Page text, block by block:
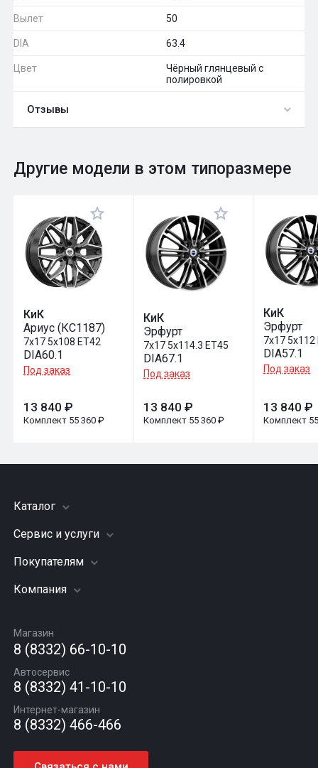
Вылет 50
DIA 63.4
Цвет
Чёрный глянцевый с
полировкой
Отзывы
Оставить отзыв
Общий рейтинг 0
Другие модели в этом типоразмере
КиК
Ариус (КС1187)
7x17 5x108 ET42
DIA60.1
Под заказ
13 840 ₽
Комплект 55 360 ₽
КиК
Эрфурт
7x17 5x114.3 ET45
DIA67.1
Под заказ
13 840 ₽
Комплект 55 360 ₽
КиК
Эрфурт
7x17 5x112
DIA57.1
Под заказ
13 840 ₽
Комплект
Каталог
Шины
Грузовые шины
Диски
Автомасла
Сервис и услуги
Заправка кондиционера
Подвеска (ходовая часть)
Шиномонтаж
Покупателям
Акции
Гарантии и возврат
Компания
Вакансии
Новости
Статьи
Контакты
Магазин
8 (8332) 66-10-10
Автосервис
8 (8332) 41-10-10
Интернет-магазин
8 (8332) 466-466